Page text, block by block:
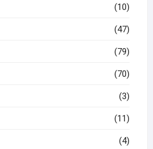
(10)
(47)
(79)
(70)
(3)
(11)
(4)